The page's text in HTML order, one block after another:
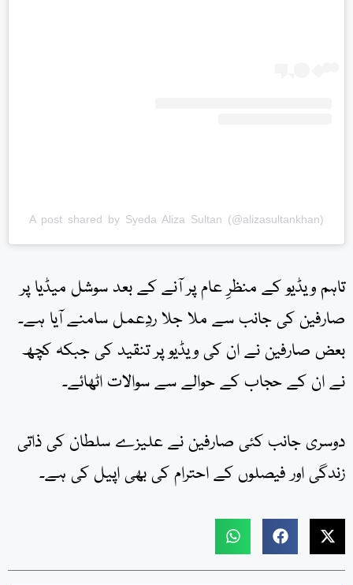
A post shared by Syeda Aliza Sultan (@alizasultankhan)
تاہم ویڈیو کے منظرِ عام پر آنے کے بعد سوشل میڈیا پر
صارفین کی جانب سے ملا جلا ردِعمل سامنے آیا ہے۔
بعض صارفین نے ان کی ویڈیو پر تنقید کی جبکہ کچھ
نے ان کے حجاب کے حوالے سے سوالات اٹھائے۔
دوسری جانب کئی صارفین نے علیزے سلطان کی ذاتی
زندگی اور فیصلوں کے احترام کی بھی اپیل کی ہے۔